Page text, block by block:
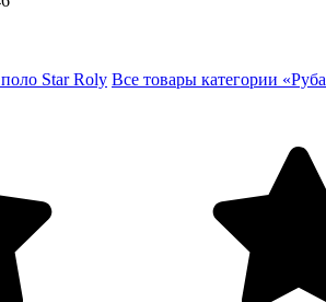
Star Roly Все товары категории